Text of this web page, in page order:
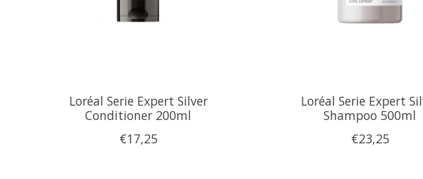
Loréal Serie Expert Silver
Conditioner 200ml
€17,25
Loréal Serie Expert
Shampoo 500ml
€23,25